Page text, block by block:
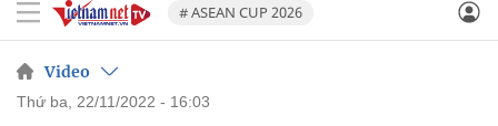
# ASEAN CUP 2026
Video
thứ ba, 22/11/2022 - 16:03